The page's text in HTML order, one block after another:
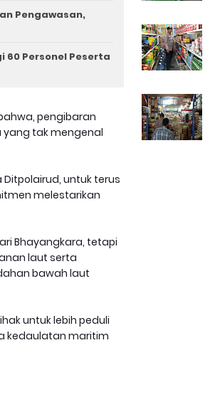
Pengawasan,
60 Personel Peserta
pengibaran
tak mengenal
untuk terus
melestarikan
Bhayangkara, tetapi
laut serta
bawah laut
untuk lebih peduli
kedaulatan maritim